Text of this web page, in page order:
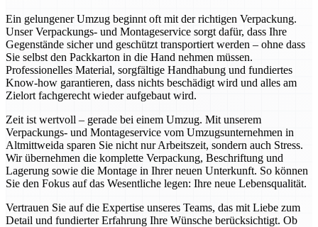
Ein gelungener Umzug beginnt oft mit der richtigen Verpackung.
Unser Verpackungs- und Montageservice sorgt dafür, dass Ihre
Gegenstände sicher und geschützt transportiert werden – ohne dass
Sie selbst den Packkarton in die Hand nehmen müssen.
Professionelles Material, sorgfältige Handhabung und fundiertes
Know-how garantieren, dass nichts beschädigt wird und alles am
Zielort fachgerecht wieder aufgebaut wird.
Zeit ist wertvoll – gerade bei einem Umzug. Mit unserem
Verpackungs- und Montageservice vom Umzugsunternehmen in
Altmittweida sparen Sie nicht nur Arbeitszeit, sondern auch Stress.
Wir übernehmen die komplette Verpackung, Beschriftung und
Lagerung sowie die Montage in Ihrer neuen Unterkunft. So können
Sie den Fokus auf das Wesentliche legen: Ihre neue Lebensqualität.
Vertrauen Sie auf die Expertise unseres Teams, das mit Liebe zum
Detail und fundierter Erfahrung Ihre Wünsche berücksichtigt. Ob